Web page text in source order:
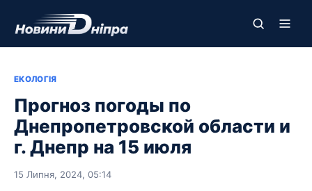
ЕКОЛОГІЯ
Прогноз погоды по
Днепропетровской области и
г. Днепр на 15 июля
15 Липня, 2024, 05:14